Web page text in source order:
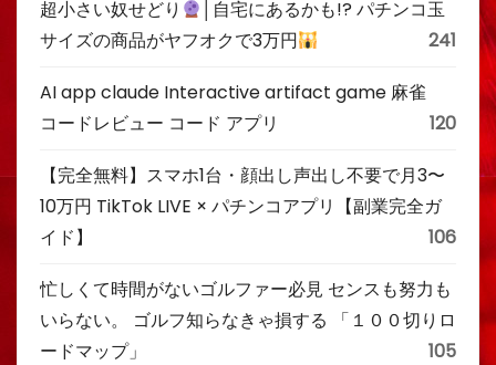
超小さい奴せどり
│自宅にあるかも!? パチンコ玉
サイズの商品がヤフオクで3万円
241
AI app claude Interactive artifact game 麻雀
コードレビュー コード アプリ
120
【完全無料】スマホ1台・顔出し声出し不要で月3〜
10万円 TikTok LIVE × パチンコアプリ【副業完全ガ
イド】
106
忙しくて時間がないゴルファー必見 センスも努力も
いらない。 ゴルフ知らなきゃ損する 「１００切りロ
ードマップ」
105